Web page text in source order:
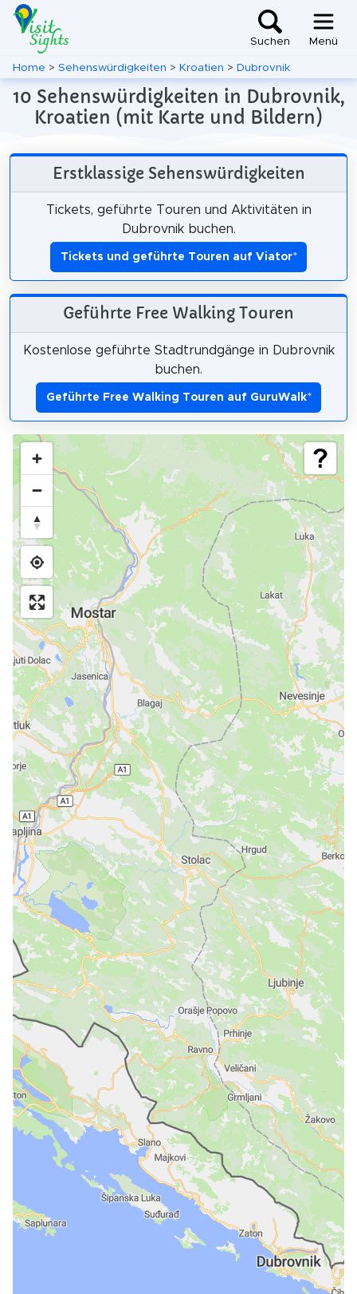
Suchen Menü
Home > Sehenswürdigkeiten > Kroatien > Dubrovnik
10 Sehenswürdigkeiten in Dubrovnik,
Kroatien (mit Karte und Bildern)
Erstklassige Sehenswürdigkeiten
Tickets, geführte Touren und Aktivitäten in
Dubrovnik buchen.
Tickets und geführte Touren auf Viator*
Geführte Free Walking Touren
Kostenlose geführte Stadtrundgänge in Dubrovnik
buchen.
Geführte Free Walking Touren auf GuruWalk*